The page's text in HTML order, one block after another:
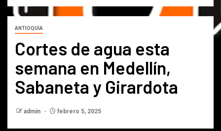
ANTIOQUIA
Cortes de agua esta
semana en Medellín,
Sabaneta y Girardota
admin febrero 5, 2025